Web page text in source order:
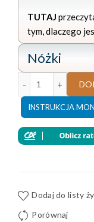
TUTAJ
tym, dlaczego
Nóżki
INSTRUKCJA
Dodaj do listy
Porównaj